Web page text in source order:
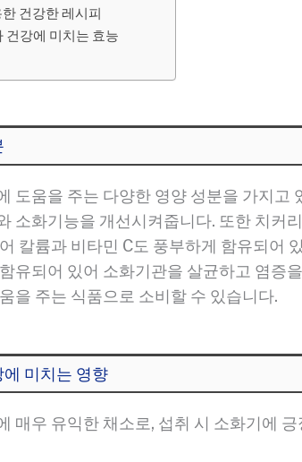
건강한 레시피
건강에 미치는 효능
도움을 주는 다양한 영양 성분을 가지
소화기능을 개선시켜줍니다. 또한 치커
칼륨과 비타민 C도 풍부하게 함유되어
유되어 있어 소화기관을 살균하고 염증
을 주는 식품으로 소비할 수 있습니다.
미치는 영향
매우 유익한 채소로, 섭취 시 소화기에